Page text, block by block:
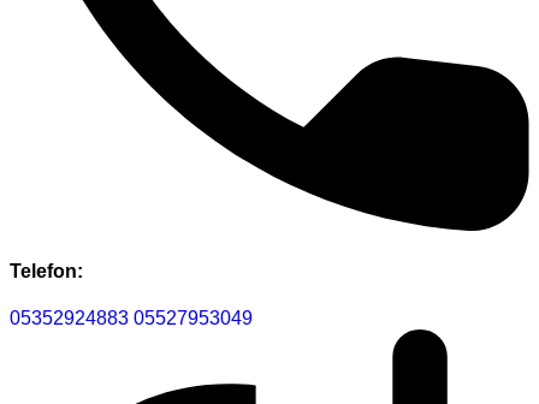
Telefon:
05352924883 05527953049